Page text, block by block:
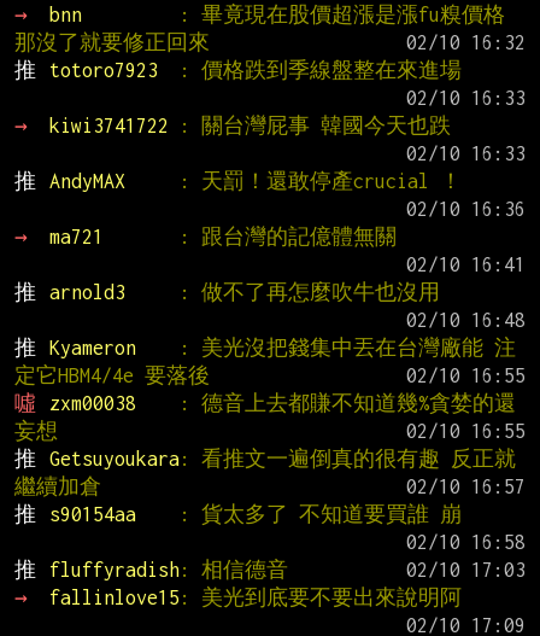
→
bnn
: 畢竟現在股價超漲是漲fu糗價格
那沒了就要修正回來
推
totoro7923
: 價格跌到季線盤整在來進場
→
kiwi3741722
: 關台灣屁事 韓國今天也跌
推
AndyMAX
: 天罰！還敢停產crucial ！
→
ma721
: 跟台灣的記億體無關
推
arnold3
: 做不了再怎麼吹牛也沒用
推
Kyameron
: 美光沒把錢集中丟在台灣廠能 注
定它HBM4/4e 要落後
噓
zxm00038
: 德音上去都賺不知道幾%貪婪的還
妄想
推
Getsuyoukara: 看推文一遍倒真的很有趣 反正就
繼續加倉
推
s90154aa
: 貨太多了 不知道要買誰 崩
推
fluffyradish: 相信德音
→
fallinlove15 : 美光到底要不要出來說明阿